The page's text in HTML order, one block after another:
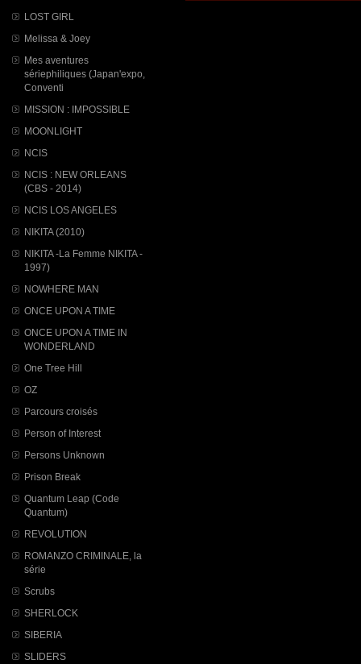
LOST GIRL
Melissa & Joey
Mes aventures
sériephiliques (Japan'expo,
Conventi
MISSION : IMPOSSIBLE
MOONLIGHT
NCIS
NCIS : NEW ORLEANS
(CBS - 2014)
NCIS LOS ANGELES
NIKITA (2010)
NIKITA -La Femme NIKITA -
1997)
NOWHERE MAN
ONCE UPON A TIME
ONCE UPON A TIME IN
WONDERLAND
One Tree Hill
OZ
Parcours croisés
Person of Interest
Persons Unknown
Prison Break
Quantum Leap (Code
Quantum)
REVOLUTION
ROMANZO CRIMINALE, la
série
Scrubs
SHERLOCK
SIBERIA
SLIDERS